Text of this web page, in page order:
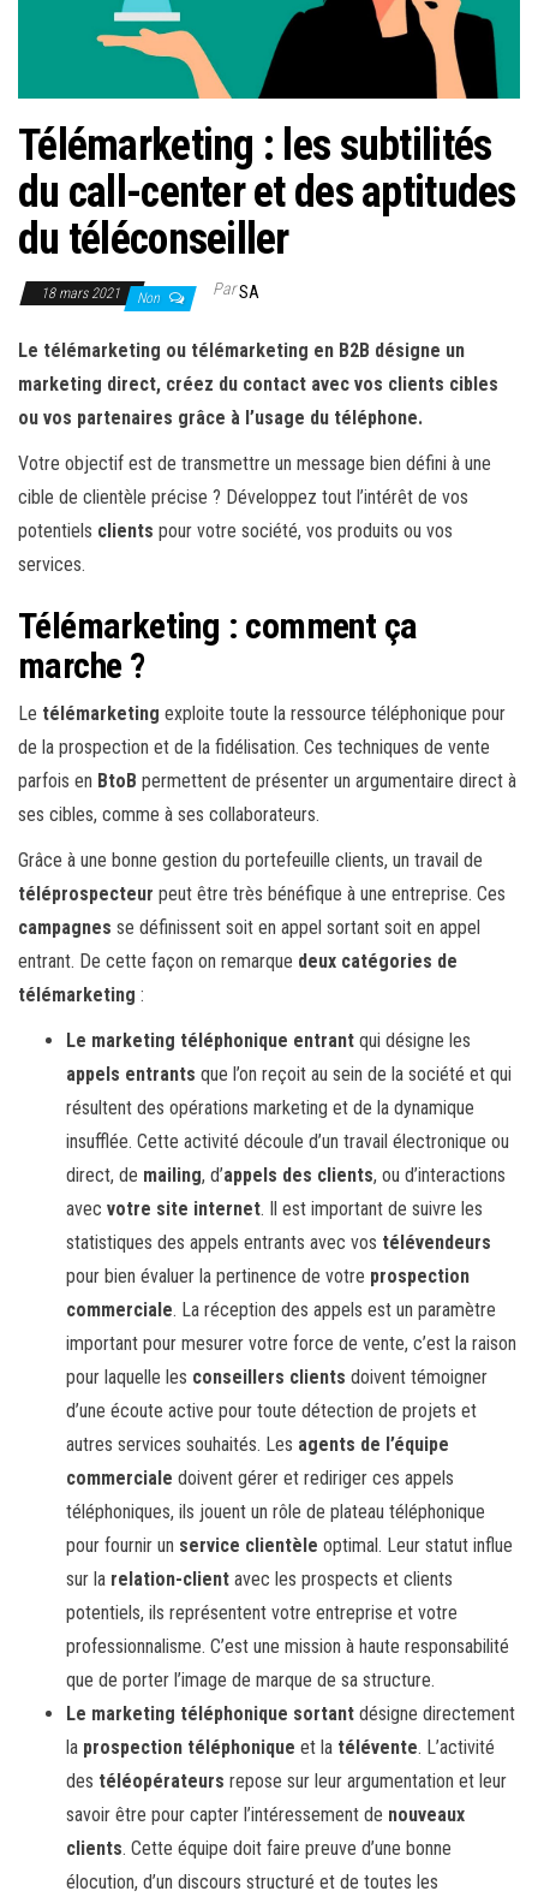
l
a
n
i
Télémarketing : les subtilités
du call-center et des aptitudes
du téléconseiller
18 mars 2021 Non ParSA
Le télémarketing ou télémarketing en B2B désigne un
marketing direct, créez du contact avec vos clients cibles
ou vos partenaires grâce à l’usage du téléphone.
Votre objectif est de transmettre un message bien défini à une
cible de clientèle précise ? Développez tout l’intérêt de vos
potentiels clients pour votre société, vos produits ou vos
services.
Télémarketing : comment ça
marche ?
Le télémarketing exploite toute la ressource téléphonique pour
de la prospection et de la fidélisation. Ces techniques de vente
parfois en BtoB permettent de présenter un argumentaire direct à
ses cibles, comme à ses collaborateurs.
Grâce à une bonne gestion du portefeuille clients, un travail de
téléprospecteur peut être très bénéfique à une entreprise. Ces
campagnes se définissent soit en appel sortant soit en appel
entrant. De cette façon on remarque deux catégories de
télémarketing :
Le marketing téléphonique entrant qui désigne les
appels entrants que l’on reçoit au sein de la société et qui
résultent des opérations marketing et de la dynamique
insufflée. Cette activité découle d’un travail électronique ou
direct, de mailing, d’appels des clients, ou d’interactions
avec votre site internet. Il est important de suivre les
statistiques des appels entrants avec vos télévendeurs
pour bien évaluer la pertinence de votre prospection
commerciale. La réception des appels est un paramètre
important pour mesurer votre force de vente, c’est la raison
pour laquelle les conseillers clients doivent témoigner
d’une écoute active pour toute détection de projets et
autres services souhaités. Les agents de l’équipe
commerciale doivent gérer et rediriger ces appels
téléphoniques, ils jouent un rôle de plateau téléphonique
pour fournir un service clientèle optimal. Leur statut influe
sur la relation-client avec les prospects et clients
potentiels, ils représentent votre entreprise et votre
professionnalisme. C’est une mission à haute responsabilité
que de porter l’image de marque de sa structure.
Le marketing téléphonique sortant désigne directement
la prospection téléphonique et la télévente. L’activité
des téléopérateurs repose sur leur argumentation et leur
savoir être pour capter l’intéressement de nouveaux
clients. Cette équipe doit faire preuve d’une bonne
élocution, d’un discours structuré et de toutes les